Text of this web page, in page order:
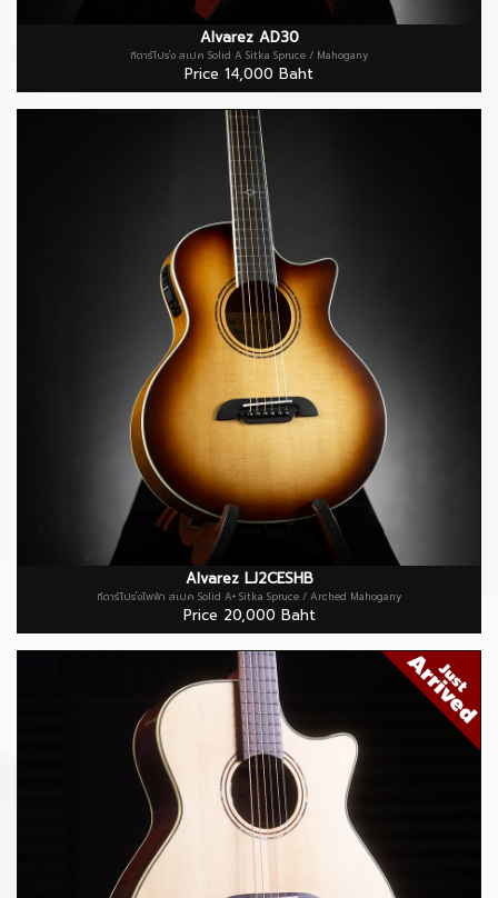
Alvarez AD30
กีตาร์โปร่ง สเปค Solid A Sitka Spruce / Mahogany
Price 14,000 Baht
Alvarez LJ2CESHB
กีตาร์โปร่งไฟฟ้า สเปค Solid A+ Sitka Spruce / Arched Mahogany
Price 20,000 Baht